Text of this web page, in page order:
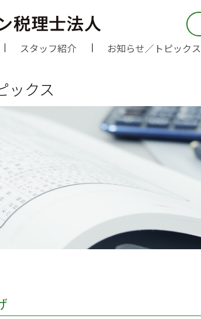
スタッフ紹介 お知らせ／トピックス
ックス